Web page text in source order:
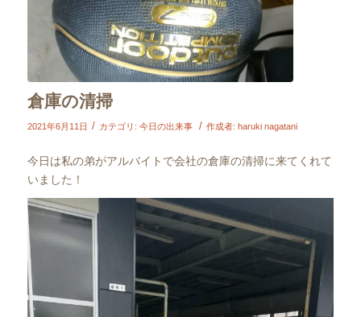
倉庫の清掃
2021年6月11日 / カテゴリ: 今日の出来事 / 作成者: haruki nagatani
今日は私の弟がアルバイトで会社の倉庫の清掃に来てくれて
いました！